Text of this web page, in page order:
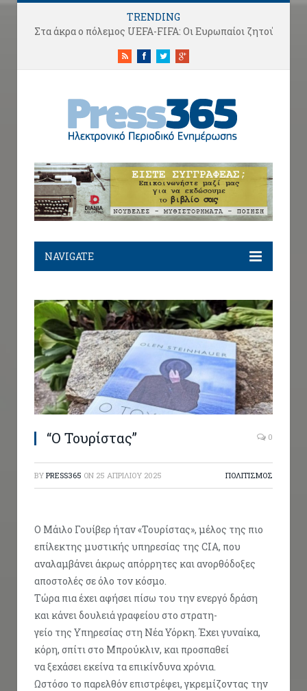
TRENDING
RSS FacebookTwitterGoogle+
NAVIGATE
“Ο Τουρίστας” 0
BY PRESS365 ON 25 ΑΠΡΙΛΊΟΥ 2025 ΠΟΛΙΤΙΣΜΟΣ
Ο Μάιλο Γουίβερ ήταν «Τουρίστας», μέλος της πιο
επίλεκτης μυστικής υπηρεσίας της CIA, που
αναλαμβάνει άκρως απόρρητες και ανορθόδοξες
αποστολές σε όλο τον κόσμο.
Τώρα πια έχει αφήσει πίσω του την ενεργό δράση
και κάνει δουλειά γραφείου στο στρατη-
γείο της Υπηρεσίας στη Νέα Υόρκη. Έχει γυναίκα,
κόρη, σπίτι στο Μπρούκλιν, και προσπαθεί
να ξεχάσει εκείνα τα επικίνδυνα χρόνια.
Ωστόσο το παρελθόν επιστρέφει, γκρεμίζοντας την